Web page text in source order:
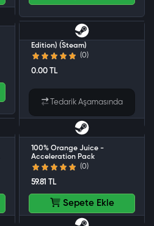
Street Fighter 6 (Deluxe
Edition) (Steam)
(0)
0.00 TL
Tedarik Aşamasında
100% Orange Juice -
Acceleration Pack
(0)
59.81 TL
Sepete Ekle